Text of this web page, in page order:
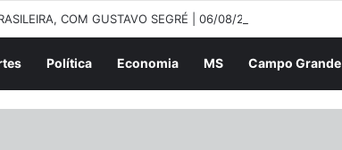
COM GUSTAVO SEGRÉ | 06/08/2026
Política Economia MS Campo Grande